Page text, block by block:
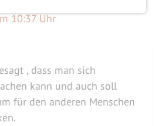
10:37 Uhr
, dass man sich
kann und auch soll
für den anderen Menschen